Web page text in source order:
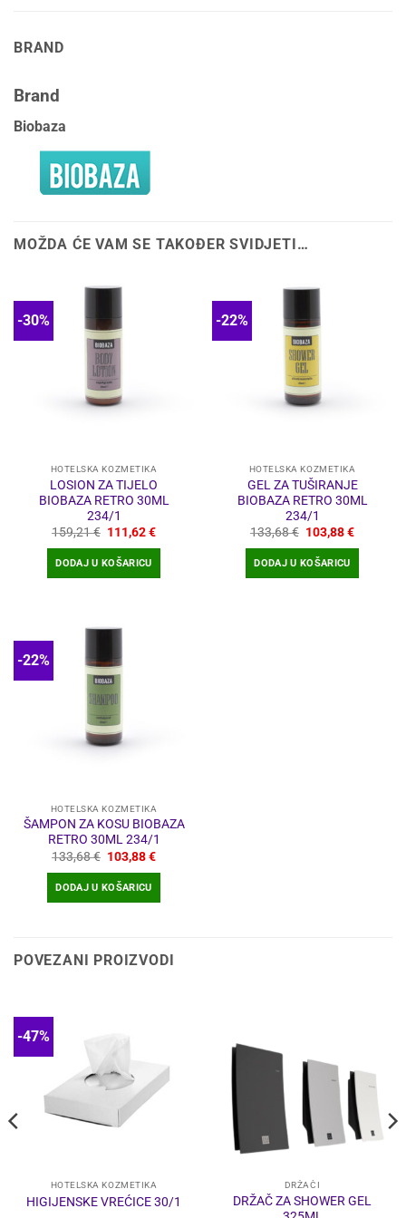
BRAND
Brand
Biobaza
MOŽDA ĆE VAM SE TAKOĐER SVIDJETI…
-30%
HOTELSKA KOZMETIKA
LOSION ZA TIJELO
BIOBAZA RETRO 30ML
234/1
159,21€ Izvorna
cijena
bila
je:
159,21 €.
111,62€Trenutna
DODAJ U KOŠARICU
-22%
HOTELSKA KOZMETIKA
GEL ZA TUŠIRANJE
BIOBAZA RETRO 30ML
234/1
133,68€ Izvorna
cijena
bila
je:
133,68 €.
103,88€Trenutna
DODAJ U KOŠARICU
-22%
HOTELSKA KOZMETIKA
ŠAMPON ZA KOSU BIOBAZA
RETRO 30ML 234/1
133,68€ Izvorna
cijena
bila
je:
133,68 €.
103,88€Trenutna
DODAJ U KOŠARICU
POVEZANI PROIZVODI
-47%
HOTELSKA KOZMETIKA
HIGIJENSKE VREĆICE 30/1
DRŽAČI
DRŽAČ ZA SHOWER GEL